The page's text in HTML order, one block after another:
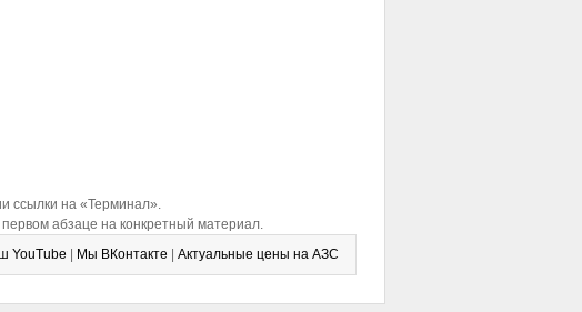
ссылки на «Терминал».
абзаце на конкретный материал.
YouTube Мы ВКонтакте Актуальные цены на АЗС